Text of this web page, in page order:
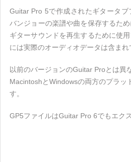
Guitar Pro 5で作成されたギタータブ
バンジョーの楽譜や曲を保存するた
ギターサウンドを再生するために使
には実際のオーディオデータは含まれ
以前のバージョンのGuitar Proとは異
MacintoshとWindowsの両方のプラッ
す。
GP5ファイルはGuitar Pro 6でもエク